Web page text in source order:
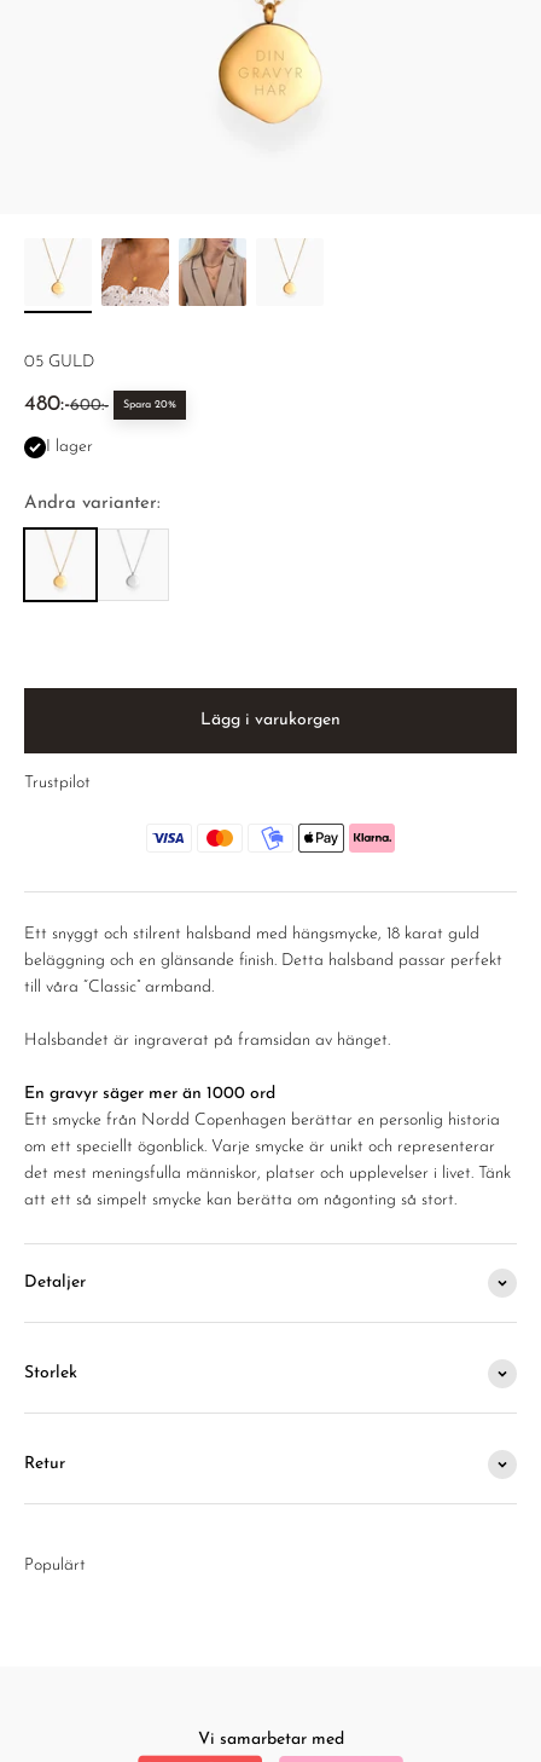
05 GULD
REA-pris
480:-Pris
600:- Spara 20%
I lager
Andra varianter:
Lägg i varukorgen
Trustpilot
Ett snyggt och stilrent halsband med hängsmycke, 18 karat guld
beläggning och en glänsande finish. Detta halsband passar perfekt
till våra “Classic” armband.
Halsbandet är ingraverat på framsidan av hänget.
En gravyr säger mer än 1000 ord
Ett smycke från Nordd Copenhagen berättar en personlig historia
om ett speciellt ögonblick. Varje smycke är unikt och representerar
det mest meningsfulla människor, platser och upplevelser i livet. Tänk
att ett så simpelt smycke kan berätta om någonting så stort.
Detaljer
Storlek
Retur
Populärt
Vi samarbetar med